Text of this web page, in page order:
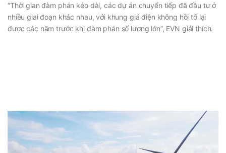
“Thời gian đàm phán kéo dài, các dự án chuyển tiếp đã đầu tư ở
nhiều giai đoạn khác nhau, với khung giá điện không hồi tố lại
được các năm trước khi đàm phán số lượng lớn”, EVN giải thích.